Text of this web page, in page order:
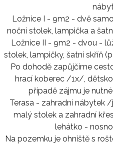
Ložnice I - 9m2 - dvě
noční stolek, lampička a
Ložnice II - 9m2 - dvou -
stolek, lampičky, šatní skříň
Po dohodě zapůjčíme
hrací koberec /1x/,
případě zájmu je
Terasa - zahradní nábytek
malý stolek a zahradní
lehátko -
Na pozemku je ohniště s